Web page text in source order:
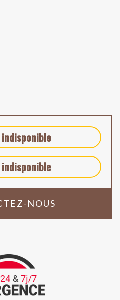
indisponible
indisponible
NOUS